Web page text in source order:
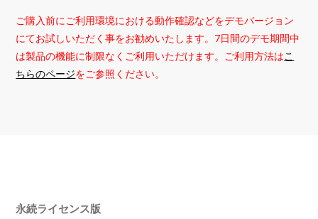
ご購入前にご利用環境における動作確認などをデモバージョン
にてお試しいただく事をお勧めいたします。7日間のデモ期間中
は製品の機能に制限なくご利用いただけます。ご利用方法はこ
ちらのページをご参照ください。
永続ライセンス版